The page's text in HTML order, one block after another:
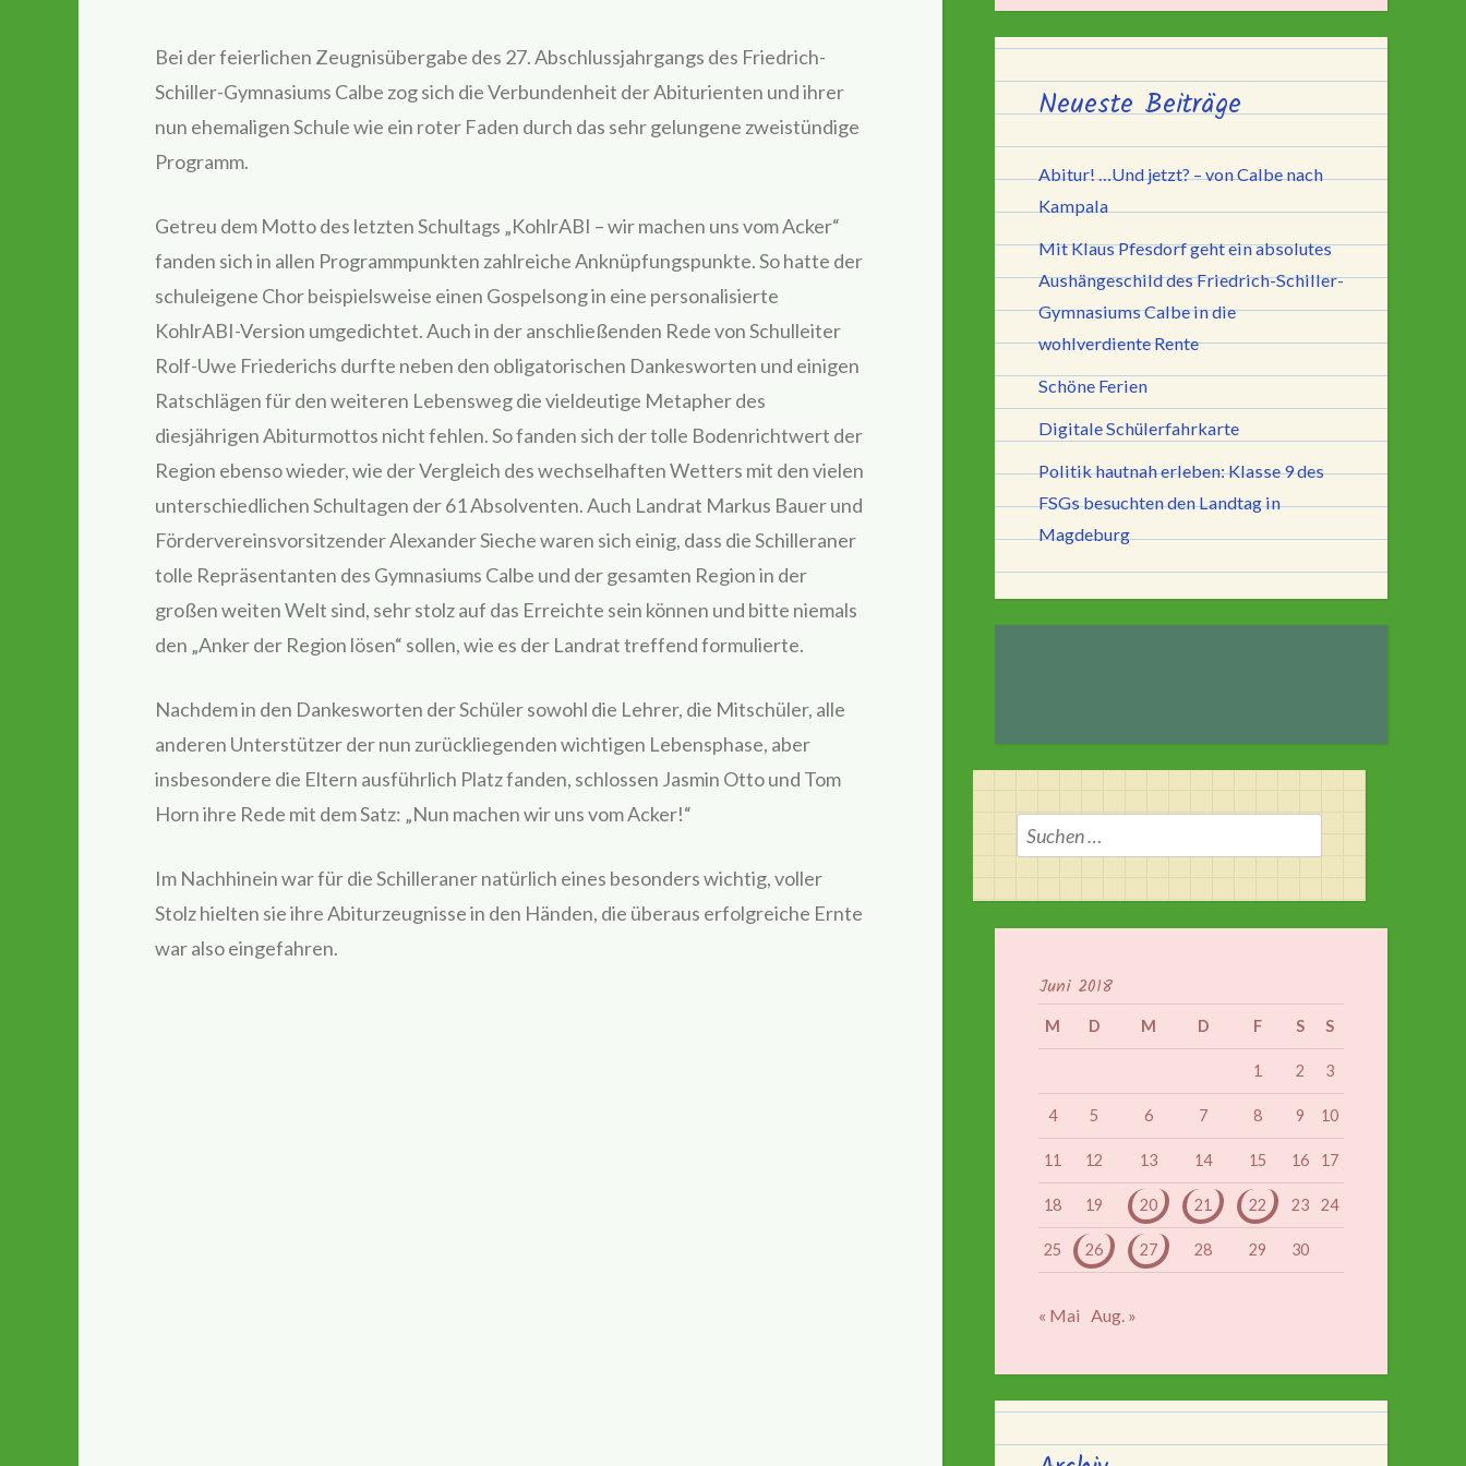
Bei der feierlichen Zeugnisübergabe des 27. Abschlussjahrgangs des Friedrich-
Schiller-Gymnasiums Calbe zog sich die Verbundenheit der Abiturienten und ihrer
nun ehemaligen Schule wie ein roter Faden durch das sehr gelungene zweistündige
Programm.
Getreu dem Motto des letzten Schultags „KohlrABI – wir machen uns vom Acker“
fanden sich in allen Programmpunkten zahlreiche Anknüpfungspunkte. So hatte der
schuleigene Chor beispielsweise einen Gospelsong in eine personalisierte
KohlrABI-Version umgedichtet. Auch in der anschließenden Rede von Schulleiter
Rolf-Uwe Friederichs durfte neben den obligatorischen Dankesworten und einigen
Ratschlägen für den weiteren Lebensweg die vieldeutige Metapher des
diesjährigen Abiturmottos nicht fehlen. So fanden sich der tolle Bodenrichtwert der
Region ebenso wieder, wie der Vergleich des wechselhaften Wetters mit den vielen
unterschiedlichen Schultagen der 61 Absolventen. Auch Landrat Markus Bauer und
Fördervereinsvorsitzender Alexander Sieche waren sich einig, dass die Schilleraner
tolle Repräsentanten des Gymnasiums Calbe und der gesamten Region in der
großen weiten Welt sind, sehr stolz auf das Erreichte sein können und bitte niemals
den „Anker der Region lösen“ sollen, wie es der Landrat treffend formulierte.
Nachdem in den Dankesworten der Schüler sowohl die Lehrer, die Mitschüler, alle
anderen Unterstützer der nun zurückliegenden wichtigen Lebensphase, aber
insbesondere die Eltern ausführlich Platz fanden, schlossen Jasmin Otto und Tom
Horn ihre Rede mit dem Satz: „Nun machen wir uns vom Acker!“
Im Nachhinein war für die Schilleraner natürlich eines besonders wichtig, voller
Stolz hielten sie ihre Abiturzeugnisse in den Händen, die überaus erfolgreiche Ernte
war also eingefahren.
Neueste Beiträge
Abitur! …Und jetzt? – von Calbe nach
Kampala
Mit Klaus Pfesdorf geht ein absolutes
Aushängeschild des Friedrich-Schiller-
Gymnasiums Calbe in die
wohlverdiente Rente
Schöne Ferien
Digitale Schülerfahrkarte
Politik hautnah erleben: Klasse 9 des
FSGs besuchten den Landtag in
Magdeburg
Suchen
nach:
Juni 2018
M D M D F S S
1 2 3
4 5 6 7 8 9 10
11 12 13 14 15 16 17
18 19 20 21 22 23 24
25 26 27 28 29 30
« Mai Aug. »